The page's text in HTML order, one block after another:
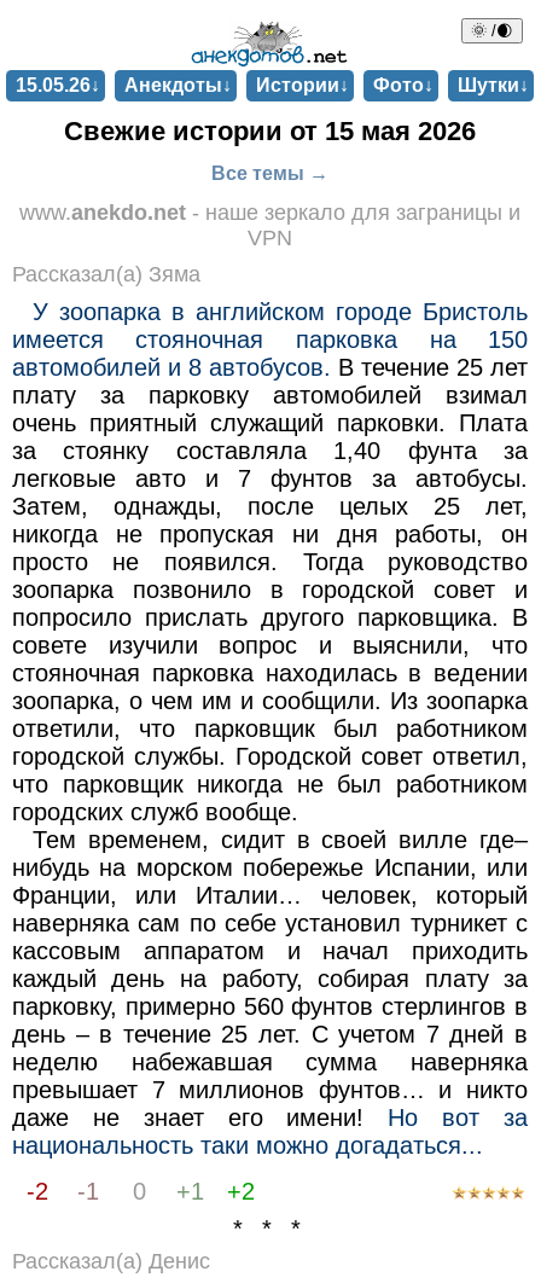
🌞 /🌒
15.05.26↓ Анекдоты↓ Истории↓ Фото↓ Шутки↓
Свежие истории от 15 мая 2026
Все темы →
www.anekdo.net - наше зеркало для заграницы и
VPN
Рассказал(а) Зяма
У зоопарка в английском городе Бристоль
имеется стояночная парковка на 150
автомобилей и 8 автобусов. В течение 25 лет
плату за парковку автомобилей взимал
очень приятный служащий парковки. Плата
за стоянку составляла 1,40 фунта за
легковые авто и 7 фунтов за автобусы.
Затем, однажды, после целых 25 лет,
никогда не пропуская ни дня работы, он
просто не появился. Тогда руководство
зоопарка позвонило в городской совет и
попросило прислать другого парковщика. В
совете изучили вопрос и выяснили, что
стояночная парковка находилась в ведении
зоопарка, о чем им и сообщили. Из зоопарка
ответили, что парковщик был работником
городской службы. Городской совет ответил,
что парковщик никогда не был работником
городских служб вообще.
Тем временем, сидит в своей вилле где–
нибудь на морском побережье Испании, или
Франции, или Италии… человек, который
наверняка сам по себе установил турникет с
кассовым аппаратом и начал приходить
каждый день на работу, собирая плату за
парковку, примерно 560 фунтов стерлингов в
день – в течение 25 лет. С учетом 7 дней в
неделю набежавшая сумма наверняка
превышает 7 миллионов фунтов… и никто
даже не знает его имени! Но вот за
национальность таки можно догадаться...
-2
-1 0 +1
+2
* * *
Рассказал(а) Денис